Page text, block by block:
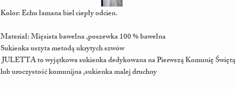
Kolor: Echu łamana biel ciepły odcien.
Materiał: Mięsista bawełna ,poszewka 100 % bawełna
Sukienka uszyta metodą ukrytych szwów
JULETTA to wyjątkowa sukienka dedykowana na Pierwszą Komunię Świętą
lub uroczystość komunijna ,sukienka malej druchny